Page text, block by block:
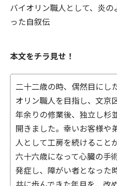
バイオリン職人として、炎
った自叙伝
本文をチラ見せ！
二十二歳の時、偶然目にし
オリン職人を目指し、文京
年余りの修業後、独立し杉
開きました。幸いお客様や
人として工房を続けること
六十六歳になって心臓の手
発症し、障がい者となった